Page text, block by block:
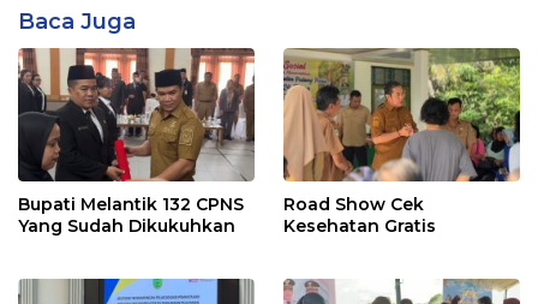
Baca Juga
Bupati Melantik 132 CPNS
Yang Sudah Dikukuhkan
Road Show Cek
Kesehatan Gratis